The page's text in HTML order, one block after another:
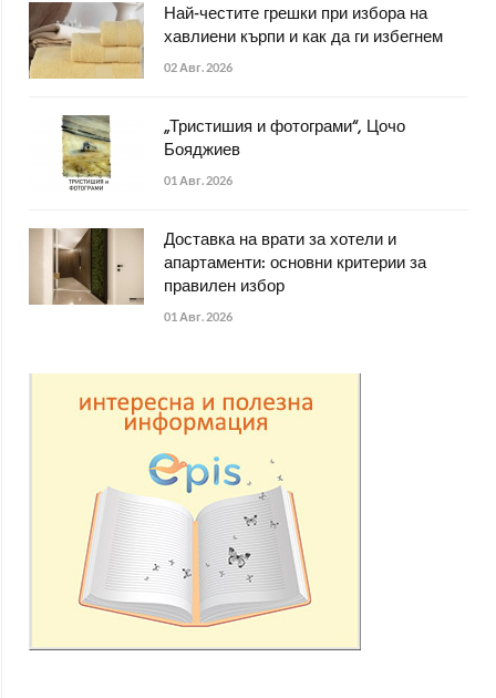
Най-честите грешки при избора на
хавлиени кърпи и как да ги избегнем
02 Авг. 2026
„Тристишия и фотограми“, Цочо
Бояджиев
01 Авг. 2026
Доставка на врати за хотели и
апартаменти: основни критерии за
правилен избор
01 Авг. 2026